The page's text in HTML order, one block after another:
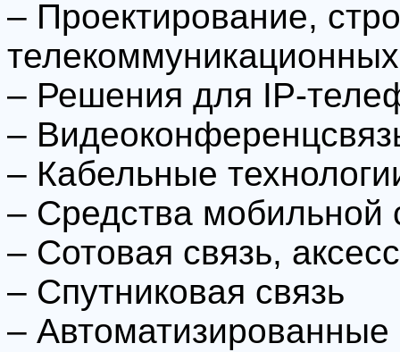
– Проектирование,
– Решения для IP-
–
– Кабельные
– Средства мобильной
– Сотовая связь,
– Спутниковая связь
–